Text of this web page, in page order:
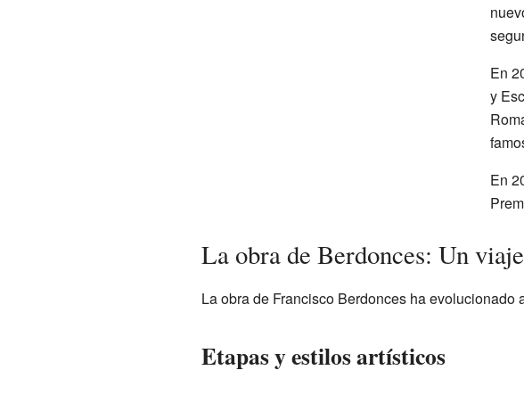
En
y
En
La obra de Berdonces: Un
La obra de Francisco Berdonces ha
Etapas y estilos artísticos